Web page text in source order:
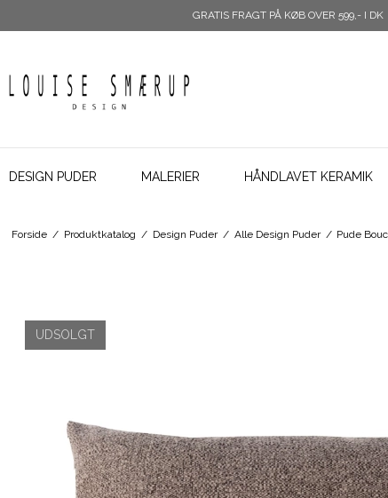
GRATIS FRAGT PÅ KØB OVER 599,- I DK
DESIGN PUDER MALERIER HÅNDLAVET KERAMIK
Forside / Produktkatalog / Design Puder / Alle Design Puder / Pude
UDSOLGT